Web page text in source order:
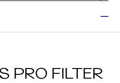
PRO FILTER